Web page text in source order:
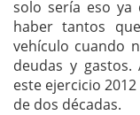
solo sería eso ya
haber tantos
vehículo cuando
deudas y
este ejercicio
de dos décadas.